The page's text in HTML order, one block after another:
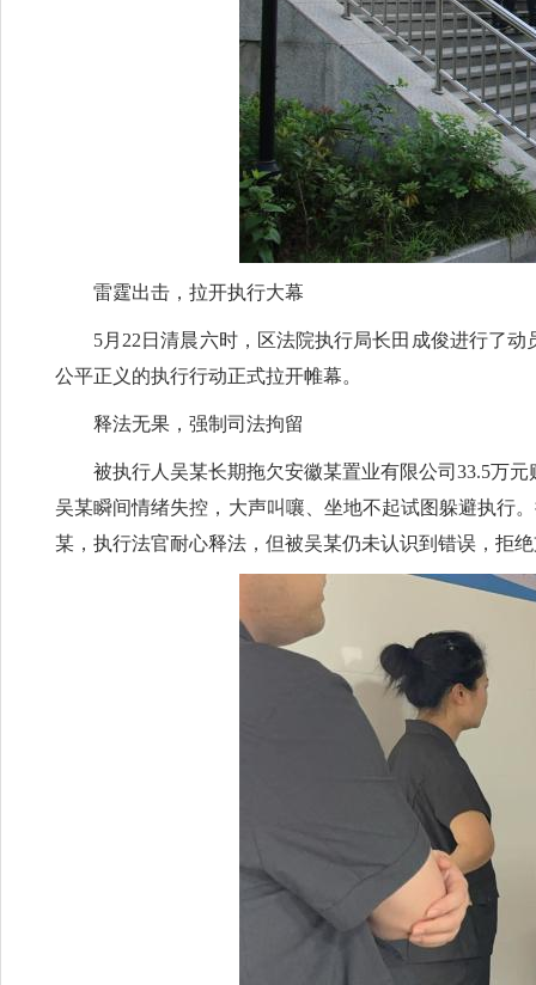
雷霆出击，拉开执行大幕​
5月22日清晨六时，区法院执行局长田成俊进行了
公平正义的执行行动正式拉开帷幕。​
释法无果，强制司法拘留​
被执行人吴某长期拖欠安徽某置业有限公司33.5万
吴某瞬间情绪失控，大声叫嚷、坐地不起试图躲避执行
某，执行法官耐心释法，但被吴某仍未认识到错误，拒